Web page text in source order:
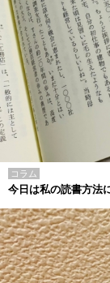
コラム
今日は私の読書方法